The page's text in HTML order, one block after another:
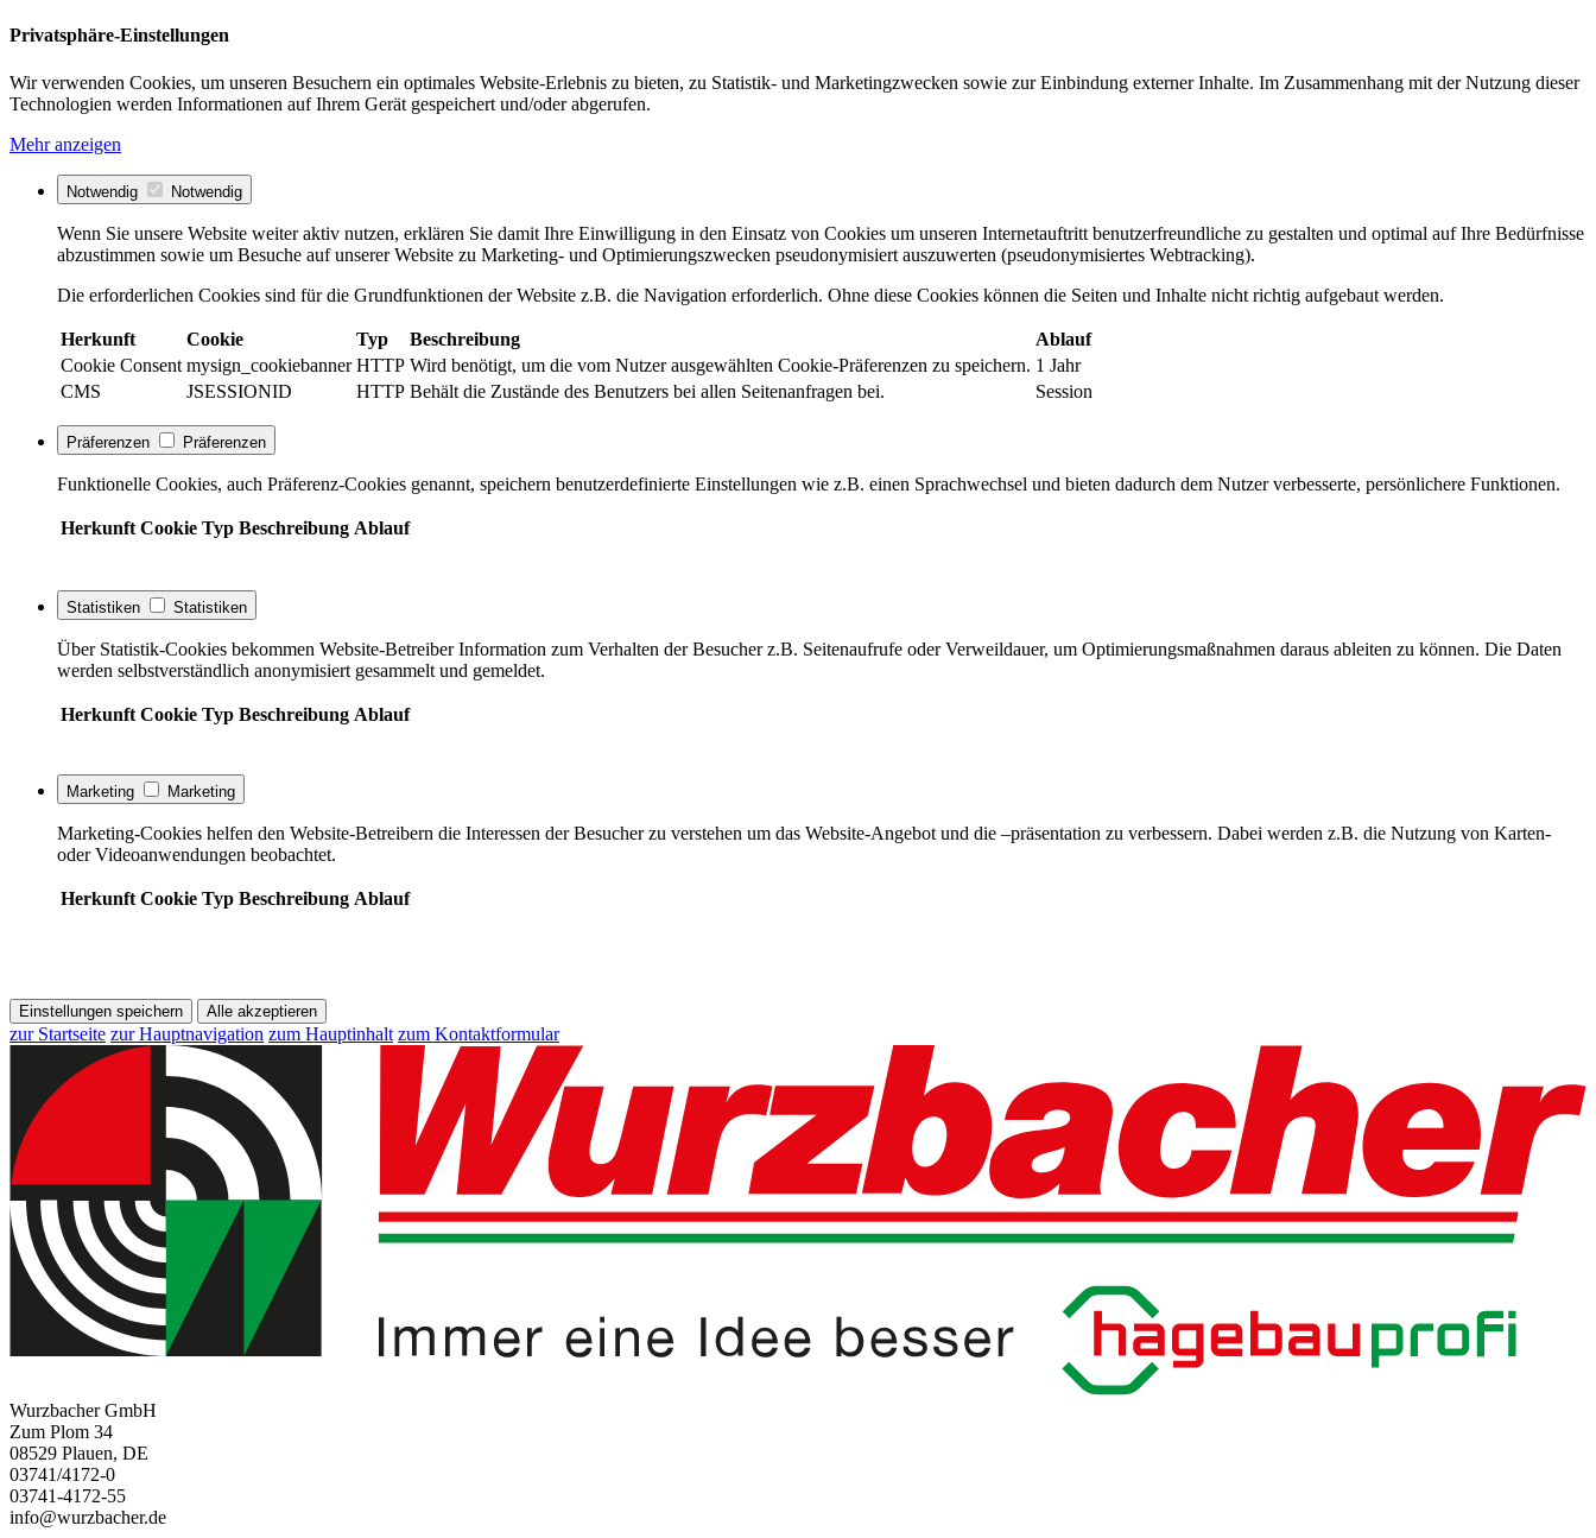
Privatsphäre-Einstellungen
Wir verwenden Cookies, um unseren Besuchern ein optimales Website-Erlebnis zu bieten, zu Statistik- und Marketingzwecken sowie zur Einbindung externer Inhalte. Im Zusammenhang mit der Nutzung dieser
Technologien werden Informationen auf Ihrem Gerät gespeichert und/oder abgerufen.
Mehr anzeigen
Notwendig Notwendig
Wenn Sie unsere Website weiter aktiv nutzen, erklären Sie damit Ihre Einwilligung in den Einsatz von Cookies um unseren Internetauftritt benutzerfreundliche zu gestalten und optimal auf Ihre Bedürfnisse
abzustimmen sowie um Besuche auf unserer Website zu Marketing- und Optimierungszwecken pseudonymisiert auszuwerten (pseudonymisiertes Webtracking).
Die erforderlichen Cookies sind für die Grundfunktionen der Website z.B. die Navigation erforderlich. Ohne diese Cookies können die Seiten und Inhalte nicht richtig aufgebaut werden.
Herkunft Cookie Typ Beschreibung
Ablauf
Cookie Consent mysign_cookiebanner HTTP Wird benötigt, um die vom Nutzer ausgewählten Cookie-Präferenzen zu speichern. 1 Jahr
CMS
JSESSIONID HTTP Behält die Zustände des Benutzers bei allen Seitenanfragen bei. Session
Präferenzen Präferenzen
Funktionelle Cookies, auch Präferenz-Cookies genannt, speichern benutzerdefinierte Einstellungen wie z.B. einen Sprachwechsel und bieten dadurch dem Nutzer verbesserte, persönlichere Funktionen.
Herkunft Cookie Typ Beschreibung Ablauf
Statistiken Statistiken
Über Statistik-Cookies bekommen Website-Betreiber Information zum Verhalten der Besucher z.B. Seitenaufrufe oder Verweildauer, um Optimierungsmaßnahmen daraus ableiten zu können. Die Daten
werden selbstverständlich anonymisiert gesammelt und gemeldet.
Herkunft Cookie Typ Beschreibung Ablauf
Marketing Marketing
Marketing-Cookies helfen den Website-Betreibern die Interessen der Besucher zu verstehen um das Website-Angebot und die –präsentation zu verbessern. Dabei werden z.B. die Nutzung von Karten-
oder Videoanwendungen beobachtet.
Herkunft Cookie Typ Beschreibung Ablauf
Einstellungen speichern Alle akzeptieren
zur Startseite zur Hauptnavigation zum Hauptinhalt zum Kontaktformular
Wurzbacher GmbH
Zum Plom 34
08529 Plauen, DE
03741/4172-0
03741-4172-55
info@wurzbacher.de